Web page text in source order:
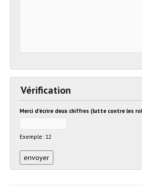
Vérification
Merci d'écrire deux chiffres (lutte contre les
Exemple: 12